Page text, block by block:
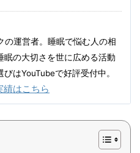
の運営者。睡眠で悩む人の相
の大切さを世に広める活動
はYouTubeで好評受付中。
はこちら